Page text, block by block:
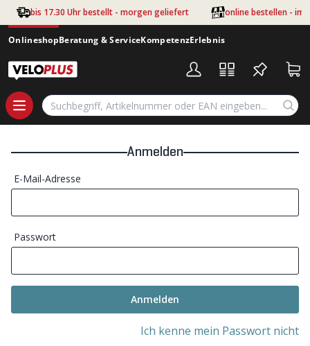
Zum Hauptinhalt springen
bis 17.30 Uhr bestellt - morgen geliefert online bestellen - im
OnlineshopBeratung & ServiceKompetenzErlebnis
Anmelden
E-Mail-Adresse
Passwort
Anmelden
Ich kenne mein Passwort nicht